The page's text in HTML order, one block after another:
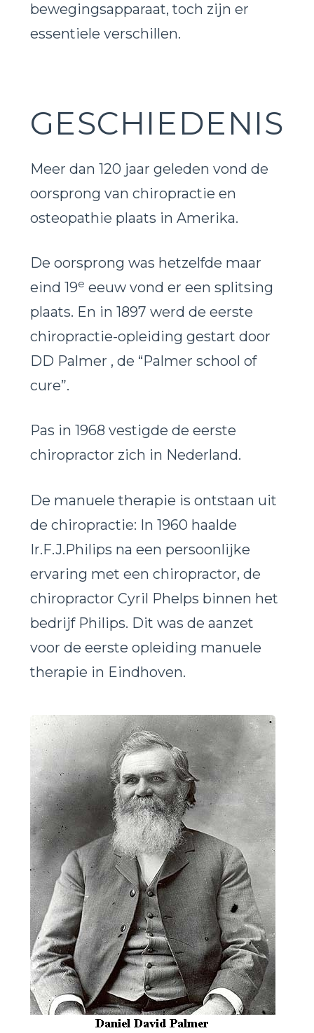
bewegingsapparaat, toch zijn er
essentiele verschillen.
GESCHIEDENIS
Meer dan 120 jaar geleden vond de
oorsprong van chiropractie en
osteopathie plaats in Amerika.
De oorsprong was hetzelfde maar
eind 19e eeuw vond er een splitsing
plaats. En in 1897 werd de eerste
chiropractie-opleiding gestart door
DD Palmer , de “Palmer school of
cure”.
Pas in 1968 vestigde de eerste
chiropractor zich in Nederland.
De manuele therapie is ontstaan uit
de chiropractie: In 1960 haalde
Ir.F.J.Philips na een persoonlijke
ervaring met een chiropractor, de
chiropractor Cyril Phelps binnen het
bedrijf Philips. Dit was de aanzet
voor de eerste opleiding manuele
therapie in Eindhoven.